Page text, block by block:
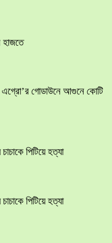
হাজতে
এগ্রো’র গোডাউনে আগুনে কোটি
পিটিয়ে হত্যা
পিটিয়ে হত্যা